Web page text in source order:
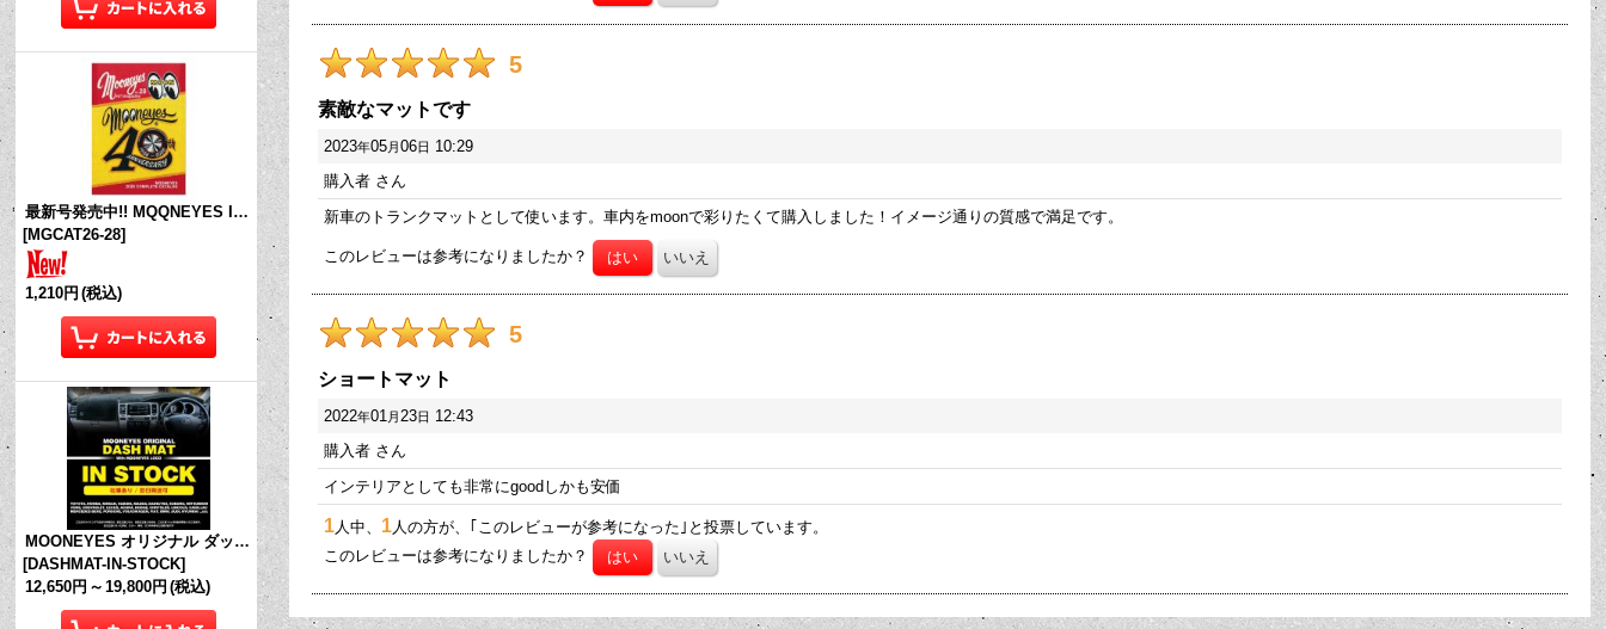
最新号発売中!! MQQNEYES International Magazine No.28 2026
[MGCAT26-28]
1,210円 (税込)
MOONEYES オリジナル ダッシュマット (in Stock!)
[DASHMAT-IN-STOCK]
12,650円 ～ 19,800円 (税込)
5
素敵なマットです
2023年05月06日 10:29
購入者 さん
新車のトランクマットとして使います。車内をmoonで彩りたくて購入しました！イメージ通りの質感で満足です。
このレビューは参考になりましたか？
5
ショートマット
2022年01月23日 12:43
購入者 さん
インテリアとしても非常にgoodしかも安価
1人中、 1人の方が、｢このレビューが参考になった｣と投票しています。
このレビューは参考になりましたか？